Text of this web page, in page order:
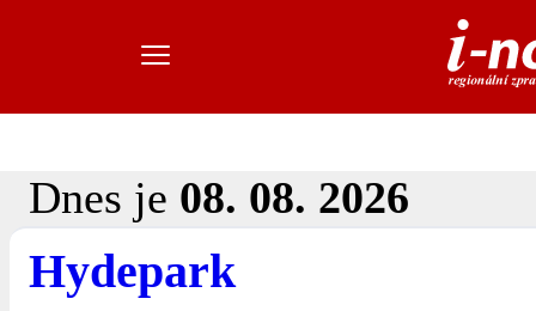
Dnes je 08. 08. 2026
Hydepark